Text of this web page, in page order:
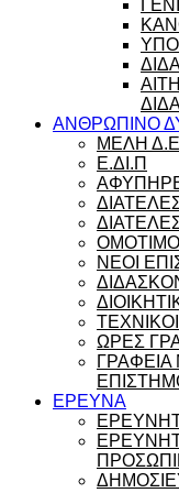
ΑΝΘΡΩΠΙΝΟ
ΜΕΛΗ
Ε.ΔΙ.Π
ΝΕΟΙ
ΩΡΕΣ
ΕΡΕΥΝΑ